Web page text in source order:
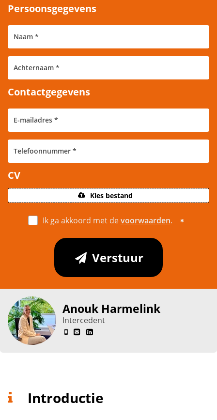
Anouk Harmelink
Intercedent
Persoonsgegevens
Contactgegevens
CV
Kies bestand
Ik ga akkoord met devoorwaarden.
Verstuur
Introductie